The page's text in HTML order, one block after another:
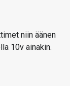
niin äänen
10v ainakin.